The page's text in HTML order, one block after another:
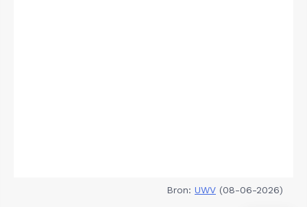
Bron: UWV (08-06-2026)